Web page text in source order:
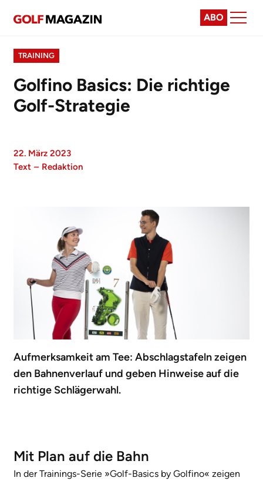
ABO
TRAINING
Golfino Basics: Die richtige
Golf-Strategie
22. März 2023
Text – Redaktion
Aufmerksamkeit am Tee: Abschlagstafeln zeigen
den Bahnenverlauf und geben Hinweise auf die
richtige Schlägerwahl.
Mit Plan auf die Bahn
In der Trainings-Serie »Golf-Basics by Golfino« zeigen